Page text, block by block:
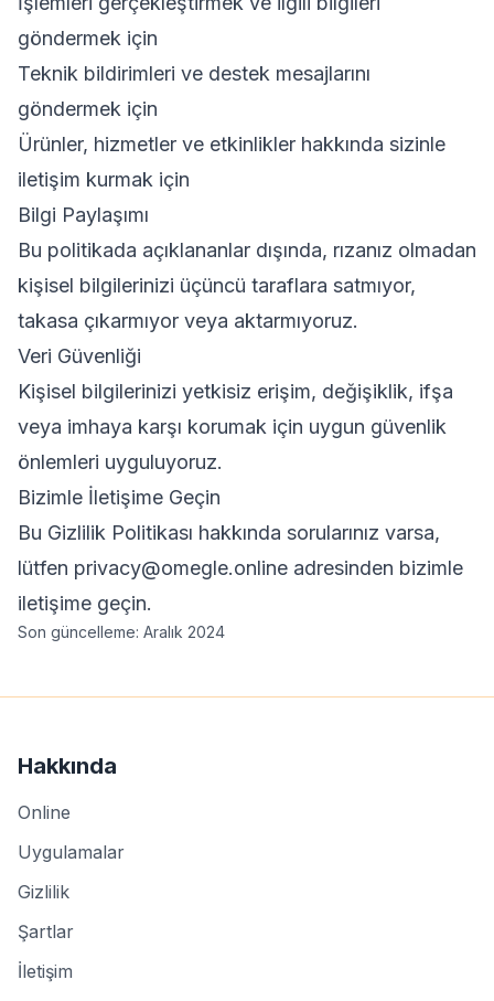
göndermek için
Teknik bildirimleri ve destek mesajlarını
göndermek için
Ürünler, hizmetler ve etkinlikler hakkında sizinle
iletişim kurmak için
Bilgi Paylaşımı
Bu politikada açıklananlar dışında, rızanız olmadan
kişisel bilgilerinizi üçüncü taraflara satmıyor,
takasa çıkarmıyor veya aktarmıyoruz.
Veri Güvenliği
Kişisel bilgilerinizi yetkisiz erişim, değişiklik, ifşa
veya imhaya karşı korumak için uygun güvenlik
önlemleri uyguluyoruz.
Bizimle İletişime Geçin
Bu Gizlilik Politikası hakkında sorularınız varsa,
lütfen privacy@omegle.online adresinden bizimle
iletişime geçin.
Son güncelleme: Aralık 2024
Hakkında
Online
Uygulamalar
Gizlilik
Şartlar
İletişim